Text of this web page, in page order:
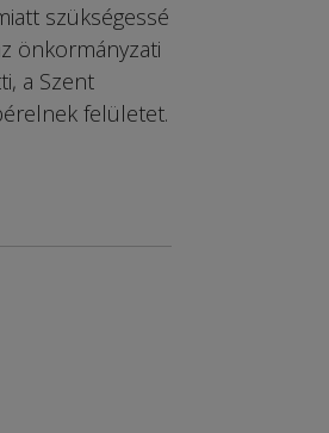
szükségessé
önkormányzati
a Szent
felületet.